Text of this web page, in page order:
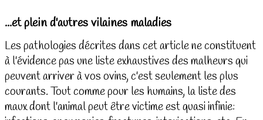
...et plein d'autres vilaines maladies
Les pathologies décrites dans cet article ne constituent
à l'évidence pas une liste exhaustives des malheurs qui
peuvent arriver à vos ovins, c'est seulement les plus
courants. Tout comme pour les humains, la liste des
maux dont l'animal peut être victime est quasi infinie: